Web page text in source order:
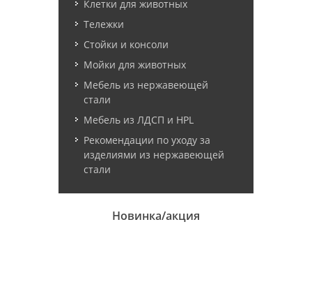
Клетки для животных
Тележки
Стойки и консоли
Мойки для животных
Мебель из нержавеющей
стали
Мебель из ЛДСП и HPL
Рекомендации по уходу за
изделиями из нержавеющей
стали
Новинка/акция